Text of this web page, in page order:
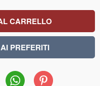
WhatsAppPinterest